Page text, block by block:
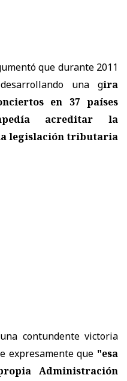
que durante 2011
una gira
en 37 países
acreditar la
legislación tributaria
contundente victoria
expresamente que "esa
Administración